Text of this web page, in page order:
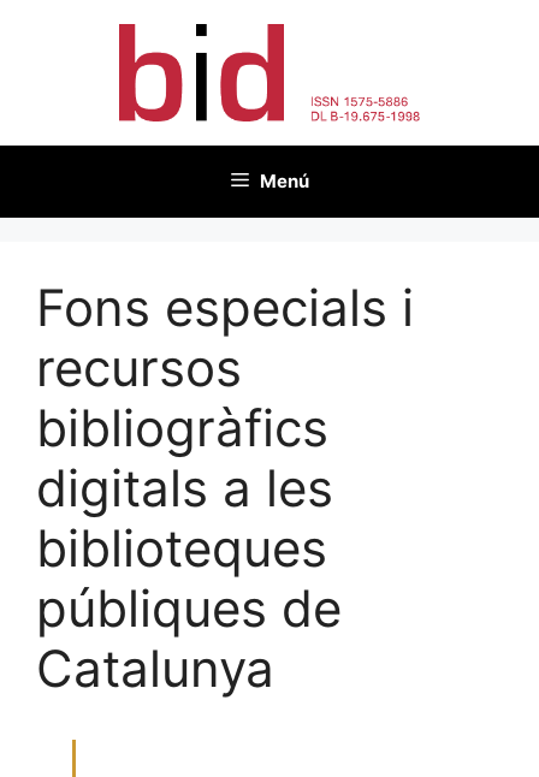
Menú
Fons especials i
recursos
bibliogràfics
digitals a les
biblioteques
públiques de
Catalunya